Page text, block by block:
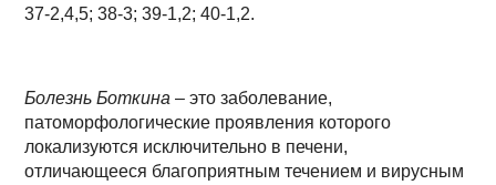
37-2,4,5; 38-3; 39-1,2; 40-1,2.
Болезнь Боткина – это заболевание,
патоморфологические проявления которого
локализуются исключительно в печени,
отличающееся благоприятным течением и вирусным